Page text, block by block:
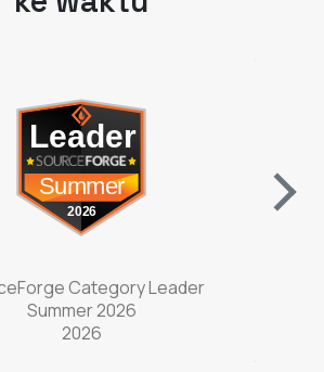
(opens in a new tab)
Category Leader
Summer 2026
2026
BACA SELENGKAPNYA